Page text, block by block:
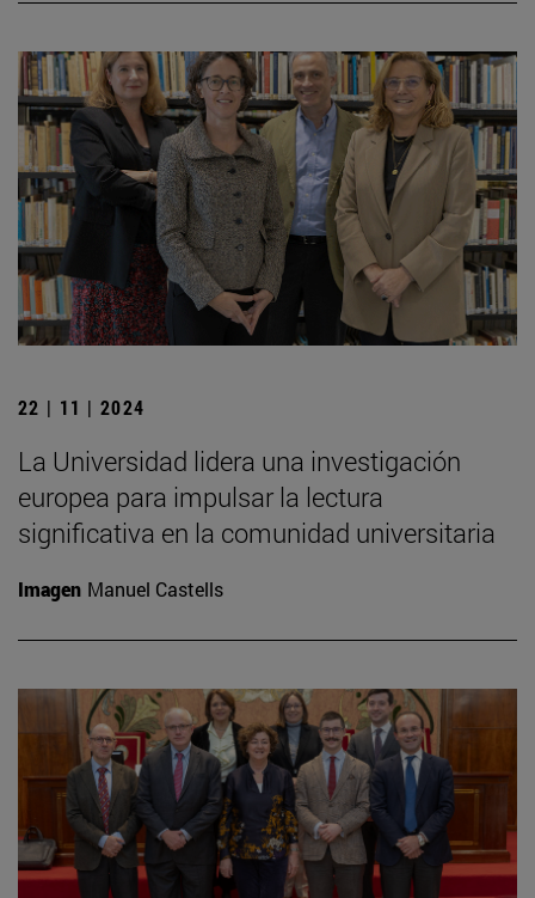
22 | 11 | 2024
La Universidad lidera una investigación
europea para impulsar la lectura
significativa en la comunidad universitaria
Imagen Manuel Castells